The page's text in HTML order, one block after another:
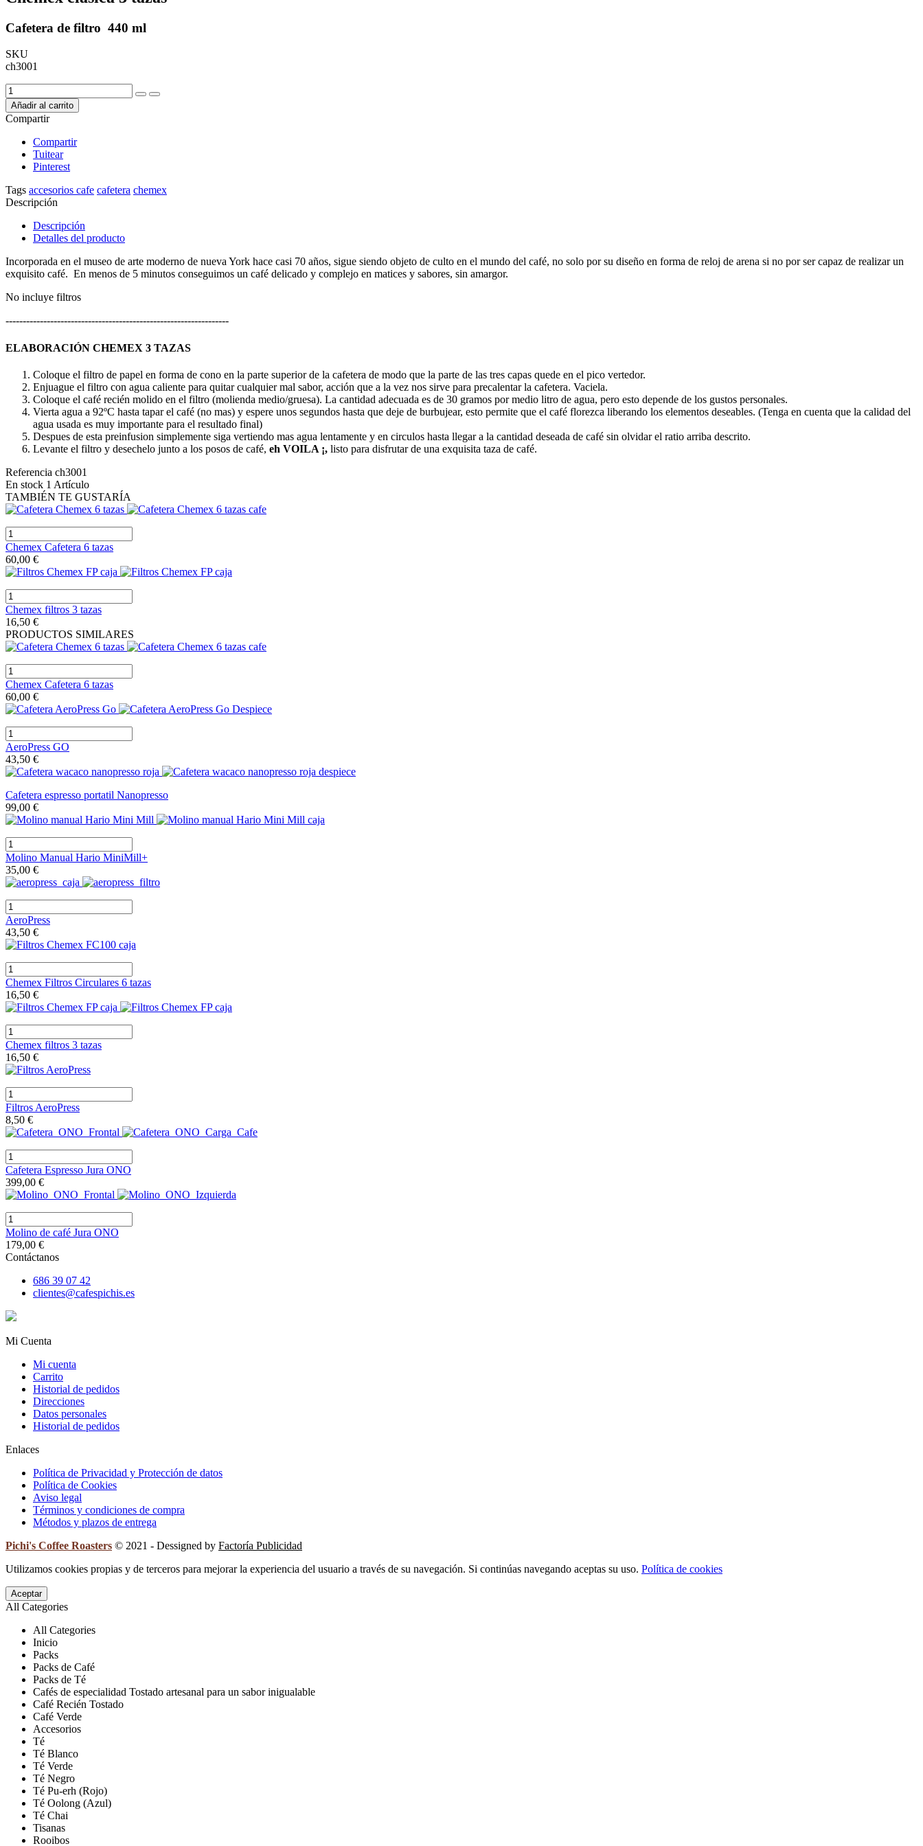
Cafetera de filtro 440 ml
SKU
ch3001
Añadir al carrito
Compartir
Compartir
Tuitear
Pinterest
Tags accesorios cafe cafetera chemex
Descripción
Descripción
Detalles del producto
Incorporada en el museo de arte moderno de nueva York hace casi 70 años, sigue siendo objeto de culto en el mundo del café, no solo por su diseño en forma de reloj de arena si no por ser capaz de realizar un
exquisito café. En menos de 5 minutos conseguimos un café delicado y complejo en matices y sabores, sin amargor.
No incluye filtros
-----------------------------------------------------------------
ELABORACIÓN CHEMEX 3 TAZAS
Coloque el filtro de papel en forma de cono en la parte superior de la cafetera de modo que la parte de las tres capas quede en el pico vertedor.
Enjuague el filtro con agua caliente para quitar cualquier mal sabor, acción que a la vez nos sirve para precalentar la cafetera. Vaciela.
Coloque el café recién molido en el filtro (molienda medio/gruesa). La cantidad adecuada es de 30 gramos por medio litro de agua, pero esto depende de los gustos personales.
Vierta agua a 92ºC hasta tapar el café (no mas) y espere unos segundos hasta que deje de burbujear, esto permite que el café florezca liberando los elementos deseables. (Tenga en cuenta que la calidad del
agua usada es muy importante para el resultado final)
Despues de esta preinfusion simplemente siga vertiendo mas agua lentamente y en circulos hasta llegar a la cantidad deseada de café sin olvidar el ratio arriba descrito.
Levante el filtro y desechelo junto a los posos de café, eh VOILA ¡, listo para disfrutar de una exquisita taza de café.
Referencia ch3001
En stock 1 Artículo
TAMBIÉN TE GUSTARÍA
Chemex Cafetera 6 tazas
60,00 €
Chemex filtros 3 tazas
16,50 €
PRODUCTOS SIMILARES
Chemex Cafetera 6 tazas
60,00 €
AeroPress GO
43,50 €
Cafetera espresso portatil Nanopresso
99,00 €
Molino Manual Hario MiniMill+
35,00 €
AeroPress
43,50 €
Chemex Filtros Circulares 6 tazas
16,50 €
Chemex filtros 3 tazas
16,50 €
Filtros AeroPress
8,50 €
Cafetera Espresso Jura ONO
399,00 €
Molino de café Jura ONO
179,00 €
Contáctanos
686 39 07 42
clientes@cafespichis.es
Mi Cuenta
Mi cuenta
Carrito
Historial de pedidos
Direcciones
Datos personales
Historial de pedidos
Enlaces
Política de Privacidad y Protección de datos
Política de Cookies
Aviso legal
Términos y condiciones de compra
Métodos y plazos de entrega
Pichi's Coffee Roasters © 2021 - Dessigned by Factoría Publicidad
Utilizamos cookies propias y de terceros para mejorar la experiencia del usuario a través de su navegación. Si continúas navegando aceptas su uso. Política de cookies
Aceptar
All Categories
All Categories
Inicio
Packs
Packs de Café
Packs de Té
Cafés de especialidad Tostado artesanal para un sabor inigualable
Café Recién Tostado
Café Verde
Accesorios
Té
Té Blanco
Té Verde
Té Negro
Té Pu-erh (Rojo)
Té Oolong (Azul)
Té Chai
Tisanas
Rooibos